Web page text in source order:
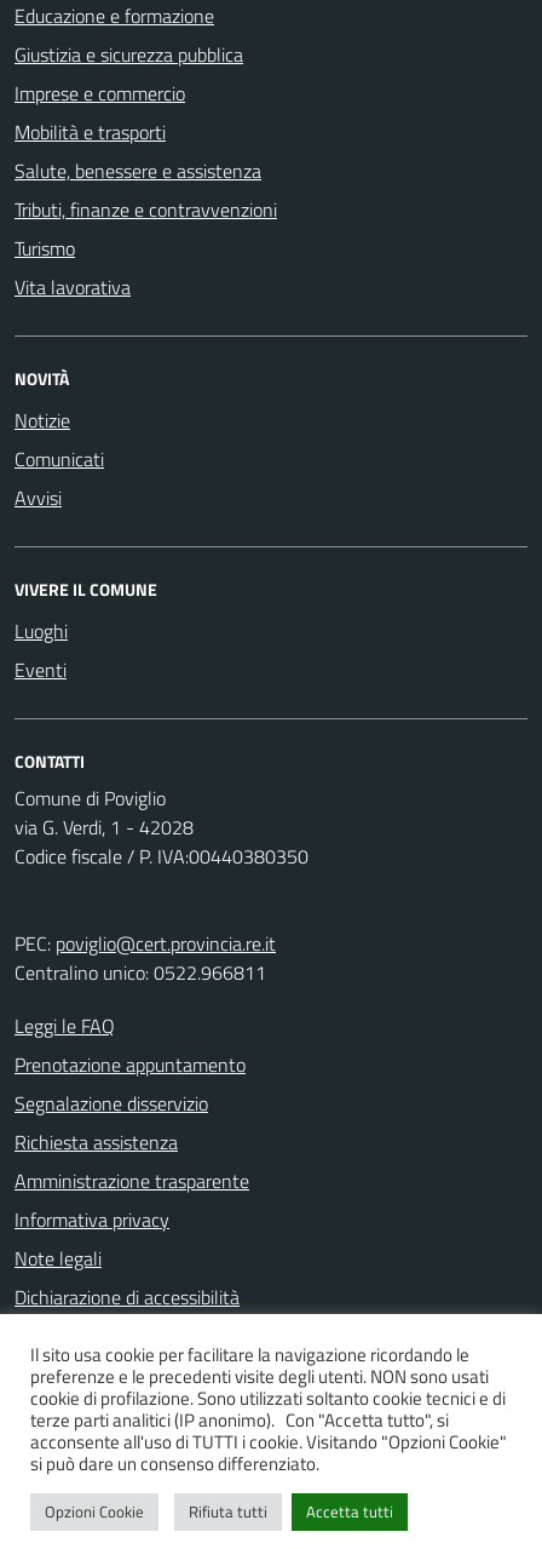
Educazione e formazione
Giustizia e sicurezza pubblica
Imprese e commercio
Mobilità e trasporti
Salute, benessere e assistenza
Tributi, finanze e contravvenzioni
Turismo
Vita lavorativa
NOVITÀ
Notizie
Comunicati
Avvisi
VIVERE IL COMUNE
Luoghi
Eventi
CONTATTI
Comune di Poviglio
via G. Verdi, 1 - 42028
Codice fiscale / P. IVA:00440380350
PEC: poviglio@cert.provincia.re.it
Centralino unico: 0522.966811
Leggi le FAQ
Prenotazione appuntamento
Segnalazione disservizio
Richiesta assistenza
Amministrazione trasparente
Informativa privacy
Note legali
Dichiarazione di accessibilità
SEGUICI SU
FacebookInstagramYouTube
Il sito usa cookie per facilitare la navigazione ricordando le
preferenze e le precedenti visite degli utenti. NON sono usati
cookie di profilazione. Sono utilizzati soltanto cookie tecnici e di
terze parti analitici (IP anonimo). Con "Accetta tutto", si
acconsente all'uso di TUTTI i cookie. Visitando "Opzioni Cookie"
si può dare un consenso differenziato.
Opzioni Cookie Rifiuta tutti Accetta tutti